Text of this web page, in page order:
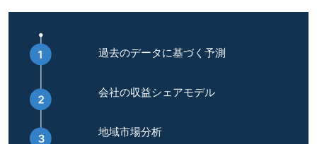
過去のデータに基づく予測
会社の収益シェアモデル
地域市場分析